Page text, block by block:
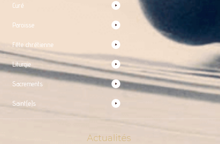
Curé
Paroisse
Fête chrétienne
Liturgie
Sacrements
Saint(e)s
Actualités